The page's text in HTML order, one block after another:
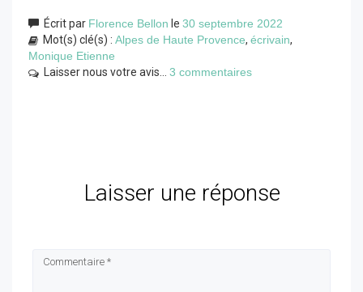
Écrit par Florence Bellon le 30 septembre 2022
Mot(s) clé(s) : Alpes de Haute Provence, écrivain,
Monique Etienne
Laisser nous votre avis... 3 commentaires
Laisser une réponse